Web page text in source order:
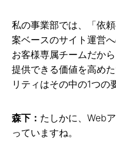
私の事業部では、「依
案ベースのサイト運営
お客様専属チームだか
提供できる価値を高め
リティはその中の1つの
森下： たしかに、Web
っていますね。